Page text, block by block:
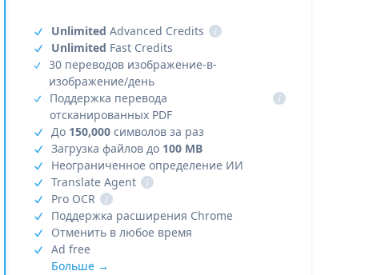
Unlimited Advanced Credits
i
Unlimited Fast Credits
30 переводов изображение-в-
изображение/день
Поддержка перевода
отсканированных PDF
i
До 150,000символов за раз
Загрузка файлов до 100 MB
Неограниченное определение ИИ
Translate Agent
i
Pro OCR
i
Поддержка расширения Chrome
Отменить в любое время
Ad free
Больше →